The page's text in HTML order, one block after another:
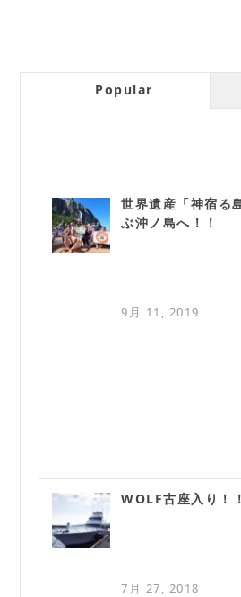
Popular
世界遺産「神宿る
ぶ沖ノ島へ！！
9月 11, 2019
WOLF古座入り
7月 27, 2018